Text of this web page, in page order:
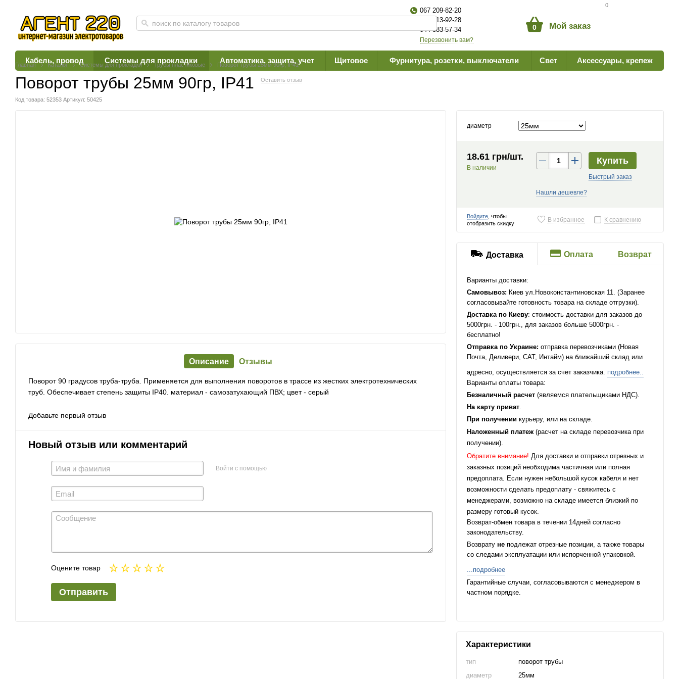
0
067 209-82-20
063 613-92-28
044 383-57-34
Перезвонить вам?
0 Мой заказ
Кабель, провод Системы для прокладки Автоматика, защита, учет Щитовое Фурнитура, розетки, выключатели Свет Аксессуары, крепеж
Главная Каталог Системы для прокладки Трубы пластиковые Поворот трубы 25мм 90гр, IP41
Поворот трубы 25мм 90гр, IP41 Оставить отзыв
Код товара: 52353 Артикул: 50425
Описание Отзывы
Поворот 90 градусов труба-труба. Применяется для выполнения поворотов в трассе из жестких электротехнических
труб. Обеспечивает степень защиты IP40. материал - самозатухающий ПВХ; цвет - серый
Добавьте первый отзыв
Новый отзыв или комментарий
Войти с помощью
Оцените товар
Отправить
диаметр
18.61 грн/шт.
В наличии
Купить
Быстрый заказ
Нашли дешевле?
Войдите , чтобы
отобразить скидку
В избранное К сравнению
Доставка Оплата Возврат
Варианты доставки:
Самовывоз: Киев ул.Новоконстантиновская 11. (Заранее
согласовывайте готовность товара на складе отгрузки).
Доставка по Киеву: стоимость доставки для заказов до
5000грн. - 100грн., для заказов больше 5000грн. -
бесплатно!
Отправка по Украине: отправка перевозчиками (Новая
Почта, Деливери, САТ, Интайм) на ближайший склад или
адресно, осуществляется за счет заказчика. подробнее..
Варианты оплаты товара:
Безналичный расчет (являемся плательщиками НДС).
На карту приват.
При получении курьеру, или на складе.
Наложенный платеж(расчет на складе перевозчика при
получении).
Обратите внимание! Для доставки и отправки отрезных и
заказных позиций необходима частичная или полная
предоплата. Если нужен небольшой кусок кабеля и нет
возможности сделать предоплату - свяжитесь с
менеджерами, возможно на складе имеется близкий по
размеру готовый кусок.
Возврат-обмен товара в течении 14дней согласно
законодательству.
Возвратуне подлежат отрезные позиции, а также товары
со следами эксплуатации или испорченной упаковкой.
...подробнее
Гарантийные случаи, согласовываются с менеджером в
частном порядке.
Характеристики
тип
поворот трубы
диаметр
25мм